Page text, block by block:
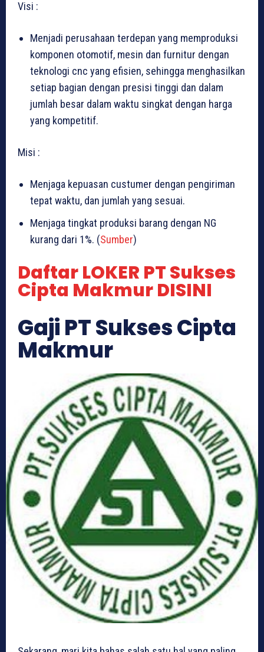
Visi :
Menjadi perusahaan terdepan yang memproduksi
komponen otomotif, mesin dan furnitur dengan
teknologi cnc yang efisien, sehingga menghasilkan
setiap bagian dengan presisi tinggi dan dalam
jumlah besar dalam waktu singkat dengan harga
yang kompetitif.
Misi :
Menjaga kepuasan custumer dengan pengiriman
tepat waktu, dan jumlah yang sesuai.
Menjaga tingkat produksi barang dengan NG
kurang dari 1%. (Sumber)
Daftar LOKER PT Sukses
Cipta Makmur DISINI
Gaji PT Sukses Cipta
Makmur